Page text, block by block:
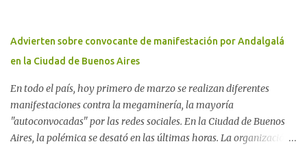
Dukal.
Carolina Aponte La Madre Tierra se escucha en las canciones del
Rock Nacional.
Advierten sobre convocante de manifestación por Andalgalá
en la Ciudad de Buenos Aires
En todo el país, hoy primero de marzo se realizan diferentes
manifestaciones contra la megaminería, la mayoría
"autoconvocadas" por las redes sociales. En la Ciudad de Buenos
Aires, la polémica se desató en las últimas horas. La organización